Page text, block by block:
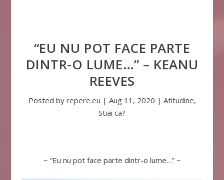
“EU NU POT FACE PARTE
DINTR-O LUME…” – KEANU
REEVES
Posted by repere.eu | Aug 11, 2020 | Atitudine,
Stiai ca?
~ “Eu nu pot face parte dintr-o lume…” ~